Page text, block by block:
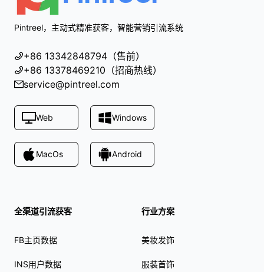
Pintreel，主动式精准获客，智能营销引流系统
+86 13342848794（售前）
+86 13378469210（招商热线）
service@pintreel.com
Web Windows
MacOs Android
全渠道引流获客
FB主页数据
INS用户数据
行业方案
美妆发饰
服装首饰